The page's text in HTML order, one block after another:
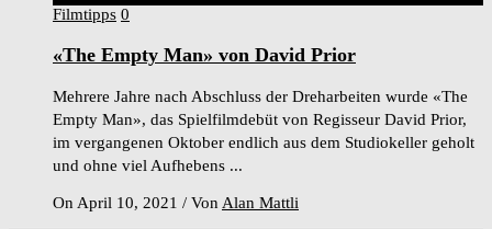
Filmtipps 0
«The Empty Man» von David Prior
Mehrere Jahre nach Abschluss der Dreharbeiten wurde «The
Empty Man», das Spielfilmdebüt von Regisseur David Prior,
im vergangenen Oktober endlich aus dem Studiokeller geholt
und ohne viel Aufhebens ...
On April 10, 2021 / Von Alan Mattli